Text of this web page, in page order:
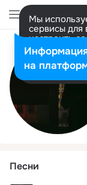
Мы
сервисы для
настроить
Разрешить
Песни
на